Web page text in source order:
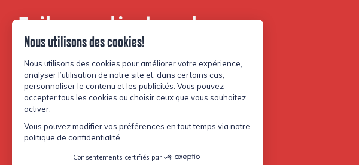
Faites partie de notre
communauté.
Facebook Instagram TikTok